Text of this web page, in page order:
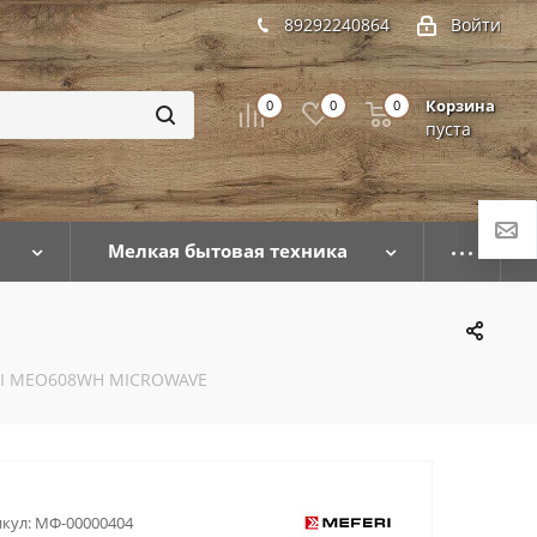
Войти
89292240864
0 0 Корзина
пуста
0
Мелкая бытовая техника
MICROWAVE
МФ-00000404